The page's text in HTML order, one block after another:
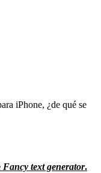
iPhone, ¿de qué se
Fancy text generator.